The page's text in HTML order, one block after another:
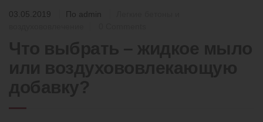
03.05.2019 По admin